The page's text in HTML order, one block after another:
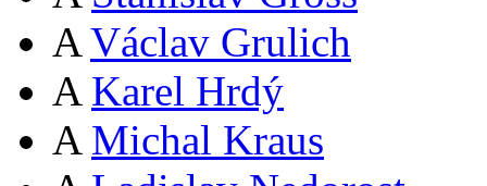
A Václav Grulich
A Karel Hrdý
A Michal Kraus